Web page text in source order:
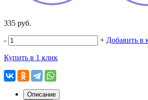
335 руб.
- + Добавить в
Купить в 1 клик
Описание